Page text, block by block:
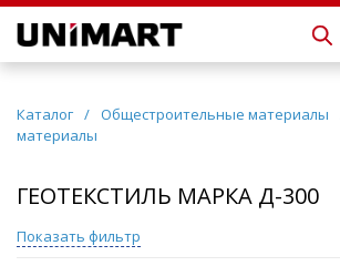
Каталог / Общестроительные материалы
материалы
ГЕОТЕКСТИЛЬ МАРКА Д-300
Показать фильтр